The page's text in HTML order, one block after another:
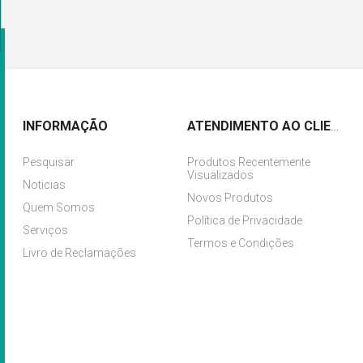
INFORMAÇÃO
Pesquisar
Noticias
Quem Somos
Serviços
Livro de Reclamações
ATENDIMENTO AO CLIENTE
Produtos Recentemente
Visualizados
Novos Produtos
Política de Privacidade
Termos e Condições